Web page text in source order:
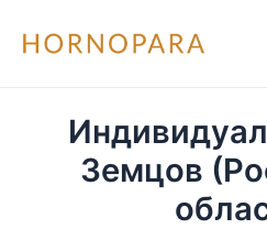
Земцов